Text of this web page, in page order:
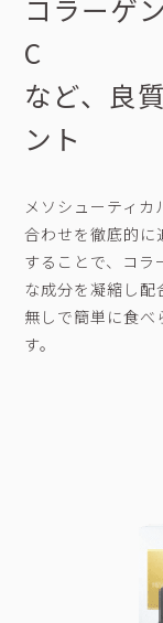
コラーゲ
C
など、良
ント
メソシューティ
合わせを徹底的に
することで、コラ
な成分を凝縮し
無しで簡単に食べ
す。